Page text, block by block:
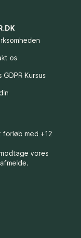
os
GDPR Kursus
forløb med +12
vores